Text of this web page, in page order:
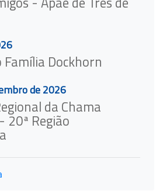
Dockhorn
de 2026
da Chama
20ª Região